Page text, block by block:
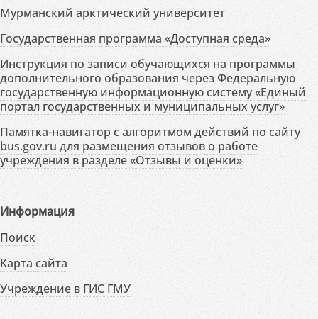
Мурманский арктический университет
Государственная программа «Доступная среда»
Инструкция по записи обучающихся на программы
дополнительного образования через Федеральную
государственную информационную систему «Единый
портал государственных и муниципальных услуг»
Памятка-навигатор с алгоритмом действий по сайту
bus.gov.ru для размещения отзывов о работе
учреждения в разделе «Отзывы и оценки»
Информация
Поиск
Карта сайта
Учреждение в ГИС ГМУ